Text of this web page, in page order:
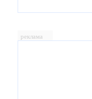
реклама